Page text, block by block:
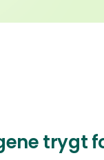
trygt